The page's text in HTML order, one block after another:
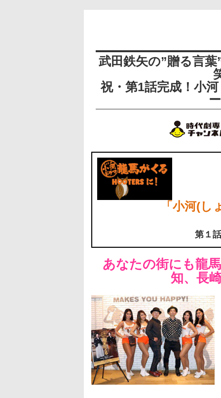
武田鉄矢の”贈る言
祝・第1話完成！小
「小河(
第１
あなたの街にも龍
知、長